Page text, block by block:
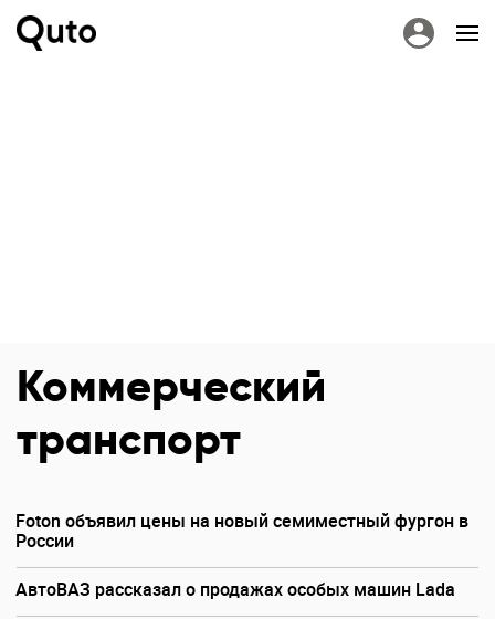
Коммерческий
транспорт
Foton объявил цены на новый семиместный фургон в
России
АвтоВАЗ рассказал о продажах особых машин Lada